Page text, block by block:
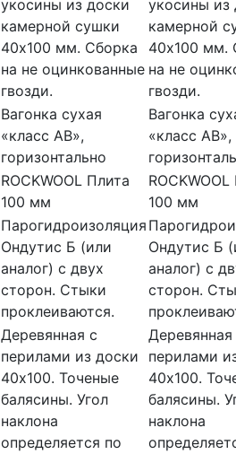
укосины из доски
камерной сушки
40х100 мм. Сборка
на не оцинкованные
гвозди.
укосины из
камерной
40х100 мм.
на не
гвозди.
Вагонка сухая
«класс АВ»,
горизонтально
Вагонка
«класс АВ»,
ROCKWOOL Плита
100 мм
100 мм
Парогидроизоляция
Ондутис Б (или
аналог) с двух
сторон. Стыки
проклеиваются.
Ондутис Б
аналог) с
сторон.
Деревянная с
перилами из доски
40х100. Точеные
балясины. Угол
наклона
определяется по
Деревянная
перилами
40х100.
балясины.
наклона